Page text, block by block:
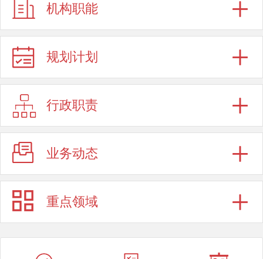
机构职能
规划计划
行政职责
业务动态
重点领域